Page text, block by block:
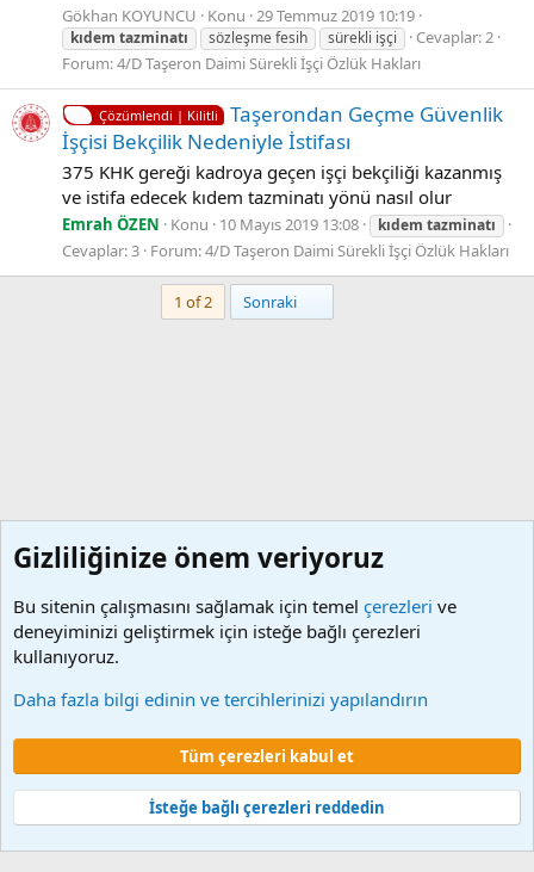
Gökhan KOYUNCU Konu 29 Temmuz 2019 10:19
kıdem tazminatı sözleşme fesih sürekli işçi
Cevaplar: 2
Forum:4/D Taşeron Daimi Sürekli İşçi Özlük Hakları
Çözümlendi | Kilitli
Taşerondan Geçme Güvenlik
İşçisi Bekçilik Nedeniyle İstifası
375 KHK gereği kadroya geçen işçi bekçiliği kazanmış
ve istifa edecek kıdem tazminatı yönü nasıl olur
Emrah ÖZEN Konu 10 Mayıs 2019 13:08 kıdem tazminatı
Cevaplar: 3 Forum:4/D Taşeron Daimi Sürekli İşçi Özlük Hakları
1 of 2 Sonraki
Çerezler
Şartlar ve kurallar
Gizlilik politikası Yardım Ana sayfa
Community platform by XenForo © 2010-2024 XenForo Ltd.
Türkçe yama 🇹🇷 [XGT] Yazılım ve web hizmetleri 2014-2024
Gizliliğinize önem veriyoruz
Bu sitenin çalışmasını sağlamak için temel çerezleri ve
deneyiminizi geliştirmek için isteğe bağlı çerezleri
kullanıyoruz.
Daha fazla bilgi edinin ve tercihlerinizi yapılandırın
Tüm çerezleri kabul et
İsteğe bağlı çerezleri reddedin